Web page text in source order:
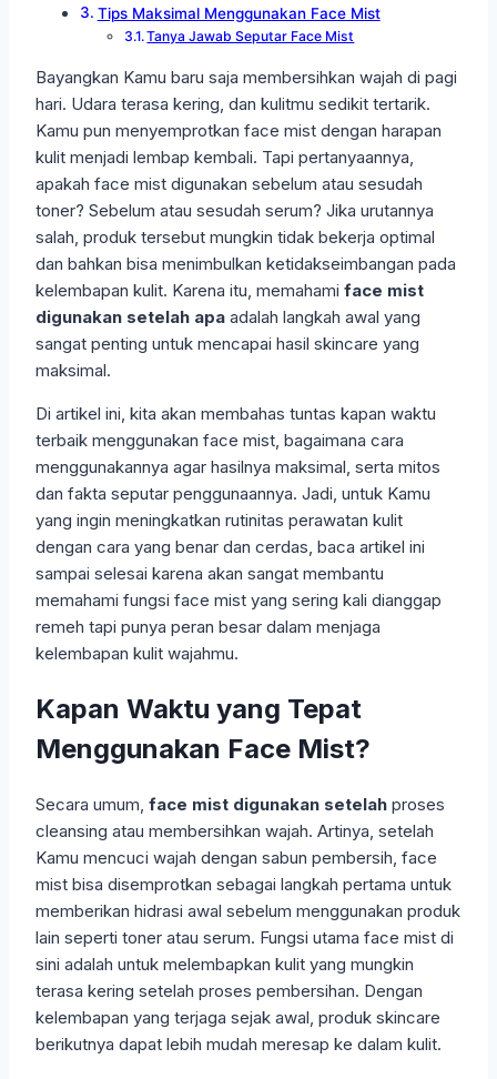
Tips Maksimal Menggunakan Face Mist
Tanya Jawab Seputar Face Mist
Bayangkan Kamu baru saja membersihkan wajah di pagi
hari. Udara terasa kering, dan kulitmu sedikit tertarik.
Kamu pun menyemprotkan face mist dengan harapan
kulit menjadi lembap kembali. Tapi pertanyaannya,
apakah face mist digunakan sebelum atau sesudah
toner? Sebelum atau sesudah serum? Jika urutannya
salah, produk tersebut mungkin tidak bekerja optimal
dan bahkan bisa menimbulkan ketidakseimbangan pada
kelembapan kulit. Karena itu, memahami face mist
digunakan setelah apa adalah langkah awal yang
sangat penting untuk mencapai hasil skincare yang
maksimal.
Di artikel ini, kita akan membahas tuntas kapan waktu
terbaik menggunakan face mist, bagaimana cara
menggunakannya agar hasilnya maksimal, serta mitos
dan fakta seputar penggunaannya. Jadi, untuk Kamu
yang ingin meningkatkan rutinitas perawatan kulit
dengan cara yang benar dan cerdas, baca artikel ini
sampai selesai karena akan sangat membantu
memahami fungsi face mist yang sering kali dianggap
remeh tapi punya peran besar dalam menjaga
kelembapan kulit wajahmu.
Kapan Waktu yang Tepat
Menggunakan Face Mist?
Secara umum, face mist digunakan setelah proses
cleansing atau membersihkan wajah. Artinya, setelah
Kamu mencuci wajah dengan sabun pembersih, face
mist bisa disemprotkan sebagai langkah pertama untuk
memberikan hidrasi awal sebelum menggunakan produk
lain seperti toner atau serum. Fungsi utama face mist di
sini adalah untuk melembapkan kulit yang mungkin
terasa kering setelah proses pembersihan. Dengan
kelembapan yang terjaga sejak awal, produk skincare
berikutnya dapat lebih mudah meresap ke dalam kulit.